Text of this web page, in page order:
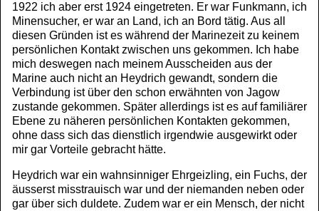
1922 ich aber erst 1924 eingetreten. Er war Funkmann, ich
Minensucher, er war an Land, ich an Bord tätig. Aus all
diesen Gründen ist es während der Marinezeit zu keinem
persönlichen Kontakt zwischen uns gekommen. Ich habe
mich deswegen nach meinem Ausscheiden aus der
Marine auch nicht an Heydrich gewandt, sondern die
Verbindung ist über den schon erwähnten von Jagow
zustande gekommen. Später allerdings ist es auf familiärer
Ebene zu näheren persönlichen Kontakten gekommen,
ohne dass sich das dienstlich irgendwie ausgewirkt oder
mir gar Vorteile gebracht hätte.
Heydrich war ein wahnsinniger Ehrgeizling, ein Fuchs, der
äusserst misstrauisch war und der niemanden neben oder
gar über sich duldete. Zudem war er ein Mensch, der nicht